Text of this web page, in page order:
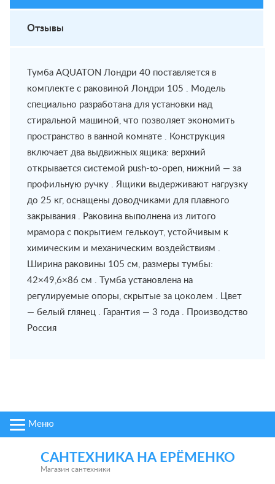
Отзывы
Тумба AQUATON Лондри 40 поставляется в
комплекте с раковиной Лондри 105 . Модель
специально разработана для установки над
стиральной машиной, что позволяет экономить
пространство в ванной комнате . Конструкция
включает два выдвижных ящика: верхний
открывается системой push-to-open, нижний — за
профильную ручку . Ящики выдерживают нагрузку
до 25 кг, оснащены доводчиками для плавного
закрывания . Раковина выполнена из литого
мрамора с покрытием гелькоут, устойчивым к
химическим и механическим воздействиям .
Ширина раковины 105 см, размеры тумбы:
42×49,6×86 см . Тумба установлена на
регулируемые опоры, скрытые за цоколем . Цвет
— белый глянец . Гарантия — 3 года . Производство
Россия
Меню
САНТЕХНИКА НА ЕРЁМЕНКО
Магазин сантехники